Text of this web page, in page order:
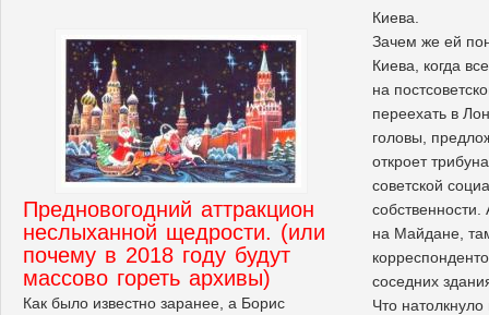
Киева.
Зачем же ей
Киева, когда
на
переехать в
головы,
откроет
советской
на Майдане,
соседних
Что
Предновогодний аттракцион
неслыханной щедрости. (или
почему в 2018 году будут
массово гореть архивы)
Как было известно заранее, а Борис